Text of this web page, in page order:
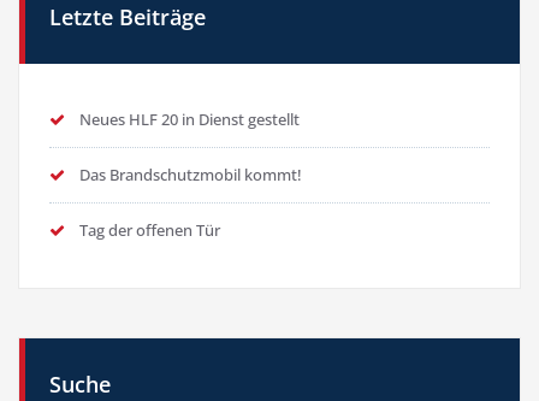
Letzte Beiträge
Neues HLF 20 in Dienst gestellt
Das Brandschutzmobil kommt!
Tag der offenen Tür
Suche